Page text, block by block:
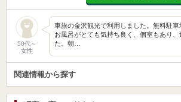
50代～
女性
車旅の金沢観光で利用しました。無料駐車
お風呂がとても気持ち良く、個室もあり
た。朝…
関連情報から探す